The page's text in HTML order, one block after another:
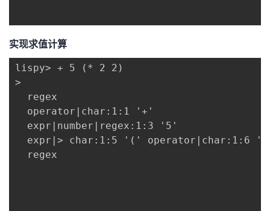
实现求值计算
lispy> + 5 (* 2 2)
>
  regex
  operator|char:1:1 '+'
  expr|number|regex:1:3 '5'
expr|> char:1:5 '(' operator|char:1:6
  regex